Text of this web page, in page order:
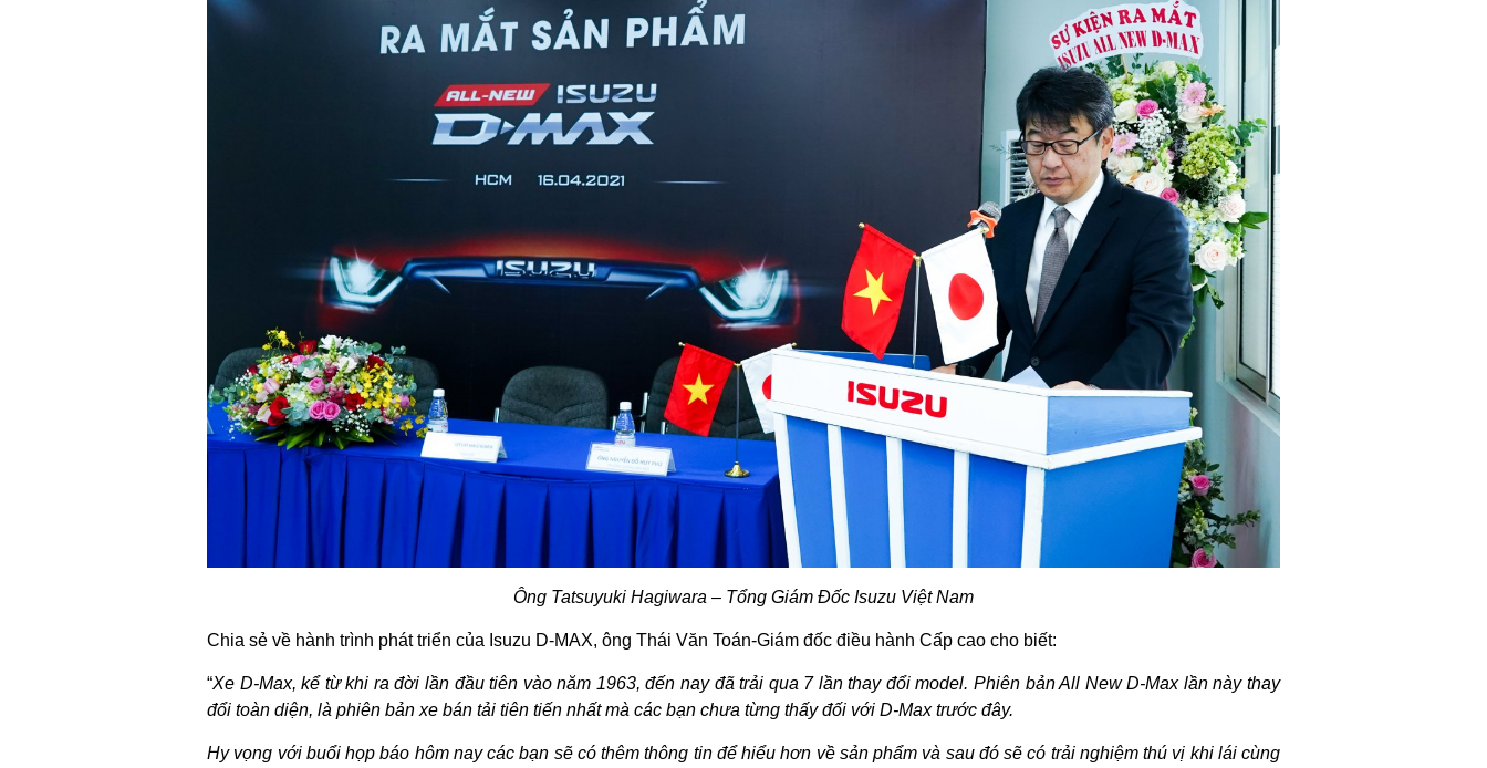
Ông Tatsuyuki Hagiwara – Tổng Giám Đốc Isuzu Việt Nam
Chia sẻ về hành trình phát triển của Isuzu D-MAX, ông Thái Văn Toán-Giám đốc điều hành Cấp cao cho biết:
“Xe D-Max, kể từ khi ra đời lần đầu tiên vào năm 1963, đến nay đã trải qua 7 lần thay đổi model. Phiên bản All New D-Max lần này thay
đổi toàn diện, là phiên bản xe bán tải tiên tiến nhất mà các bạn chưa từng thấy đối với D-Max trước đây.
Hy vọng với buổi họp báo hôm nay các bạn sẽ có thêm thông tin để hiểu hơn về sản phẩm và sau đó sẽ có trải nghiệm thú vị khi lái cùng